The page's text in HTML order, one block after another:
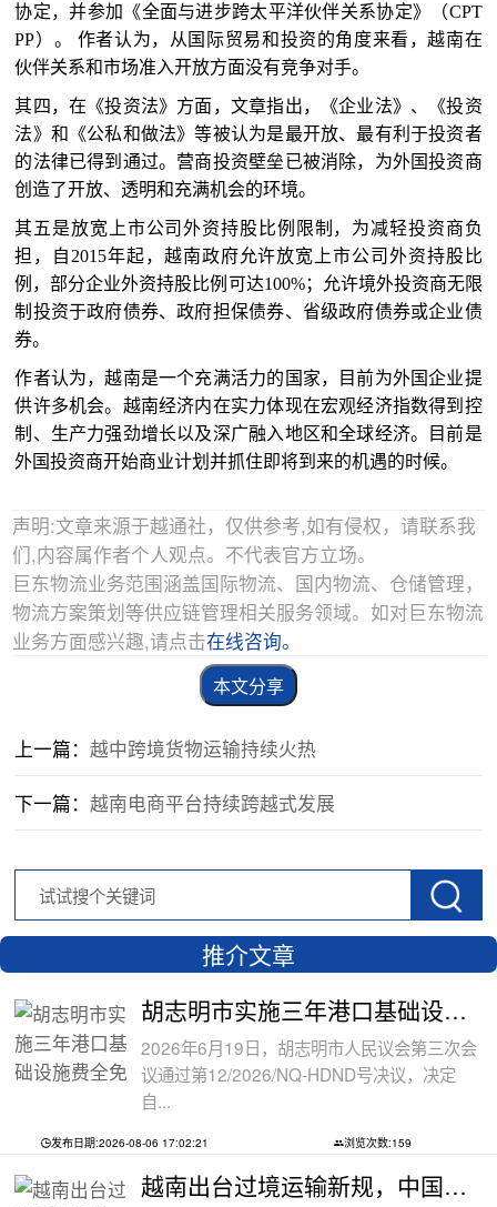
协定，并参加《全面与进步跨太平洋伙伴关系协定》（CPT
PP）。 作者认为，从国际贸易和投资的角度来看，越南在
伙伴关系和市场准入开放方面没有竞争对手。
其四，在《投资法》方面，文章指出，《企业法》、《投资
法》和《公私和做法》等被认为是最开放、最有利于投资者
的法律已得到通过。营商投资壁垒已被消除，为外国投资商
创造了开放、透明和充满机会的环境。
其五是放宽上市公司外资持股比例限制，为减轻投资商负
担，自2015年起，越南政府允许放宽上市公司外资持股比
例，部分企业外资持股比例可达100%；允许境外投资商无限
制投资于政府债券、政府担保债券、省级政府债券或企业债
券。
作者认为，越南是一个充满活力的国家，目前为外国企业提
供许多机会。越南经济内在实力体现在宏观经济指数得到控
制、生产力强劲增长以及深广融入地区和全球经济。目前是
外国投资商开始商业计划并抓住即将到来的机遇的时候。
声明:文章来源于越通社，仅供参考,如有侵权，请联系我
们,内容属作者个人观点。不代表官方立场。
巨东物流业务范围涵盖国际物流、国内物流、仓储管理，
物流方案策划等供应链管理相关服务领域。如对巨东物流
业务方面感兴趣,请点击在线咨询。
本文分享
上一篇：越中跨境货物运输持续火热
下一篇：越南电商平台持续跨越式发展
推介文章
胡志明市实施三年港口基础设施费全免政
2026年6月19日，胡志明市人民议会第三次会
议通过第12/2026/NQ-HDND号决议，决定
自...
发布日期:2026-08-06 17:02:21 浏览次数:159
越南出台过境运输新规，中国货物中转通